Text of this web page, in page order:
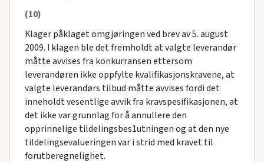
(10)
Klager påklaget omgjøringen ved brev av 5. august
2009. I klagen ble det fremholdt at valgte leverandør
måtte avvises fra konkurransen ettersom
leverandøren ikke oppfylte kvalifikasjonskravene, at
valgte leverandørs tilbud måtte avvises fordi det
inneholdt vesentlige avvik fra kravspesifikasjonen, at
det ikke var grunnlag for å annullere den
opprinnelige tildelingsbes1utningen og at den nye
tildelingsevalueringen var i strid med kravet til
forutberegnelighet.